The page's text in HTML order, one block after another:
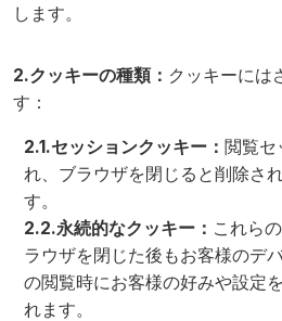
します。
2.クッキーの種類： クッキーには
す：
2.1.セッションクッキー： 閲覧セ
れ、ブラウザを閉じると削除さ
す。
2.2.永続的なクッキー： これら
ラウザを閉じた後もお客様のデ
の閲覧時にお客様の好みや設定
れます。